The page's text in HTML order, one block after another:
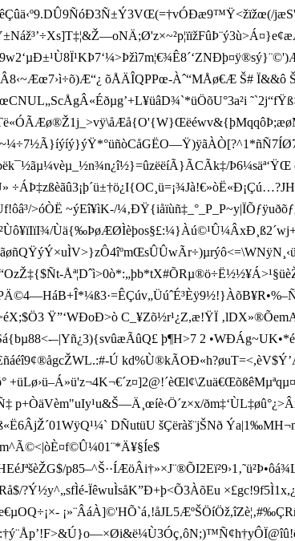
.DÛ9ÑóÐ3Ñ±Ý3VŒ(=†vÓÐæ9™Ÿ<žïž œ(/
õÅÄÎQPPœ-Àˆ“MÅø€Æ Š#
cÅgÂ«Éðµg’+L¥üâD¾`*üÖõU°3a²i ˜
}=ûzëëíÃ}ÃCÃk‡/Þ6¼säª‘ŸŒ
>óÒË ~ýEî¥ìK-/¼‚Ð Ÿ{iå ïùñ‡_°_P_P~
Ù
Åª¦Dˆì>0ò*:„þ
Aò-
Ÿ”‘WÐoÐ>ò C_¥Zõ½r¹¿Z,æ!ŸÏ ‚lDX»®ÕemArE
–|Yñ¿3){svûæÃûQ£ þ¶H>7 2
Ú
ü–Á»ü'z¬4K¬€
Ñ‡ p+ÒäVèm"uIy¹u&Š—Ä¸œíè‹Ö´z ×x/
WÿQ¹¼` DÑutüU šÇëràš¨jŠNð
È¤f©Û¼01¨*Ä¥§Íe$
p85–^Š··ÍÆöÂi†»×J¨®ÕI2Eï²9­›1‚˜
?Ý½y^„sfÌé-ÏêwuÌsåK”Ð+þ<Õ3ÀõEu ×£gc
¡»
'¡È€:†ý¨Åp’!F>&Ú}o—×Øi&ë¼Ù3Óç‚ôN;)™Ñ